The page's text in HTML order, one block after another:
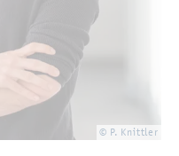
© P. Knitt­ler